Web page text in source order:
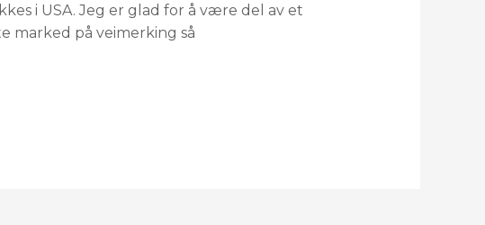
i USA. Jeg er glad for å være del av et
marked på veimerking så